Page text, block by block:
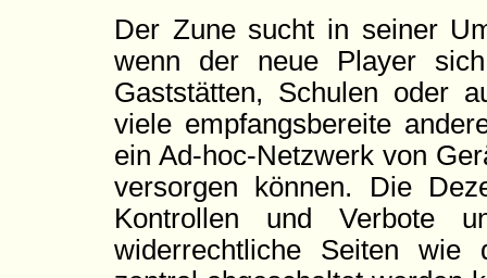
Der Zune sucht in seiner
wenn der neue Player
Gaststätten, Schulen oder
viele empfangsbereite
ein Ad-hoc-Netzwerk von
versorgen können. Die
Kontrollen und Verbote
widerrechtliche Seiten